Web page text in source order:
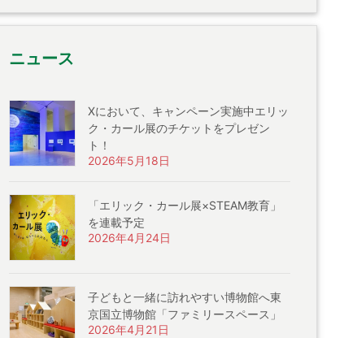
ニュース
Xにおいて、キャンペーン実施中エリッ
ク・カール展のチケットをプレゼン
ト！
2026年5月18日
「エリック・カール展×STEAM教育」
を連載予定
2026年4月24日
子どもと一緒に訪れやすい博物館へ東
京国立博物館「ファミリースペース」
2026年4月21日